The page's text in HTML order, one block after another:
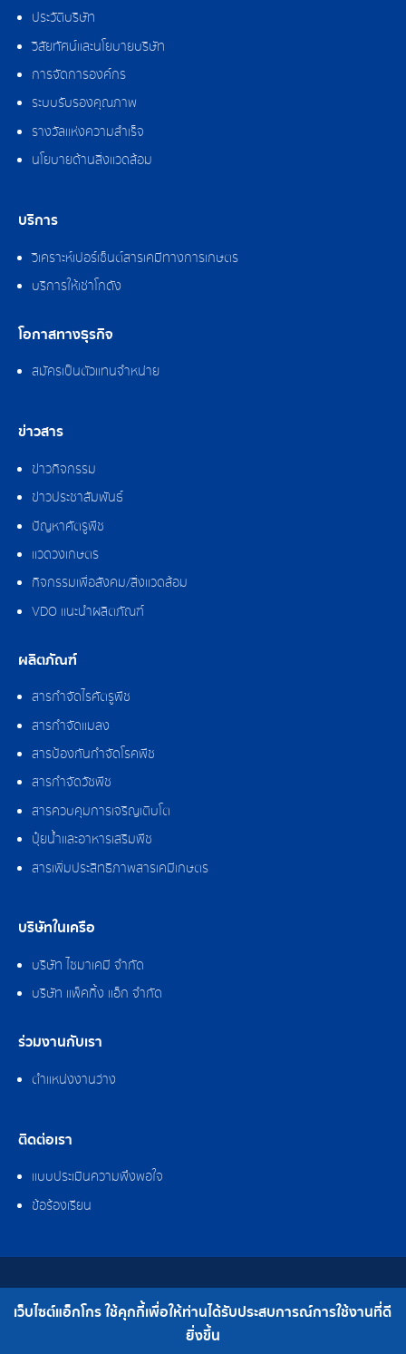
ประวัติบริษัท
วิสัยทัศน์และนโยบายบริษัท
การจัดการองค์กร
ระบบรับรองคุณภาพ
รางวัลแห่งความสำเร็จ
นโยบายด้านสิ่งแวดล้อม
บริการ
วิเคราะห์เปอร์เซ็นต์สารเคมีทางการเกษตร
บริการให้เช่าโกดัง
โอกาสทางธุรกิจ
สมัครเป็นตัวแทนจำหน่าย
ข่าวสาร
ข่าวกิจกรรม
ข่าวประชาสัมพันธ์
ปัญหาศัตรูพืช
แวดวงเกษตร
กิจกรรมเพื่อสังคม/สิ่งแวดล้อม
VDO แนะนำผลิตภัณฑ์
ผลิตภัณฑ์
สารกำจัดไรศัตรูพืช
สารกำจัดแมลง
สารป้องกันกำจัดโรคพืช
สารกำจัดวัชพืช
สารควบคุมการเจริญเติบโต
ปุ๋ยน้ำและอาหารเสริมพืช
สารเพิ่มประสิทธิภาพสารเคมีเกษตร
บริษัทในเครือ
บริษัท ไซมาเคมี จำกัด
บริษัท แพ็คกิ้ง แอ็ก จำกัด
ร่วมงานกับเรา
ตำแหน่งงานว่าง
ติดต่อเรา
แบบประเมินความพึงพอใจ
ข้อร้องเรียน
สงวนลิขสิทธิ์ © 2562 บริษัท แอ็กโกร (ประเทศไทย) จำกัด
เบอร์โทร : 0-2308-2102 | โทรสาร : 0-2308-2487
เว็บไซต์แอ็กโกร ใช้คุกกี้เพื่อให้ท่านได้รับประสบการณ์การใช้งานที่ดี
ยิ่งขึ้น